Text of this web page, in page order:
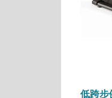
低跨步